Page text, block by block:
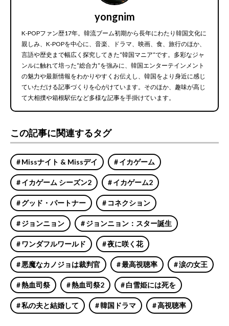
yongnim
K-POPファン歴17年。韓流ブーム初期から長年にわたり韓国文化に
親しみ、K-POPを中心に、音楽、ドラマ、映画、食、旅行のほか、
言語や歴史まで幅広く探究してきた“韓国マニア“です。多彩なジャ
ンルに触れて培った“総合力“を強みに、韓国エンターテインメント
の魅力や最新情報をわかりやすくお伝えし、韓国をより身近に感じ
ていただける記事づくりを心がけています。そのほか、趣味が高じ
て大相撲や箱根駅伝など多様な記事を手掛けています。
この記事に関連するタグ
Missナイト & Missデイ イカゲーム
イカゲーム シーズン2 イカゲーム2
グッド・パートナー コネクション
ジョンニョン ジョンニョン：スター誕生
ワンダフルワールド 夜に咲く花
悪魔なカノジョは裁判官 最高視聴率 涙の女王
熱血司祭 熱血司祭2 白雪姫には死を
私の夫と結婚して 韓国ドラマ 高視聴率